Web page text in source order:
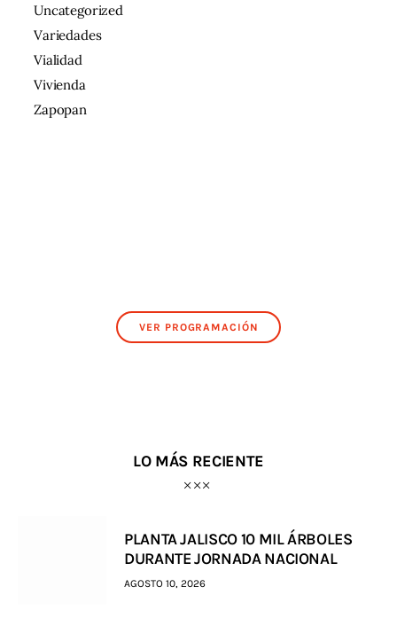
Uncategorized
Variedades
Vialidad
Vivienda
Zapopan
VER PROGRAMACIÓN
LO MÁS RECIENTE
PLANTA JALISCO 10 MIL ÁRBOLES
DURANTE JORNADA NACIONAL
AGOSTO 10, 2026